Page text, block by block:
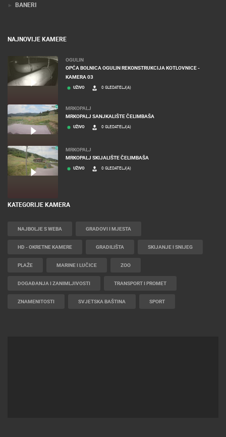
BANERI
NAJNOVIJE KAMERE
OGULIN
OPĆA BOLNICA OGULIN REKONSTRUKCIJA KOTLOVNICE -
KAMERA 03
UŽIVO 0 GLEDATELJ(A)
MRKOPALJ
MRKOPALJ SANJKALIŠTE ČELIMBAŠA
UŽIVO 0 GLEDATELJ(A)
MRKOPALJ
MRKOPALJ SKIJALIŠTE ČELIMBAŠA
UŽIVO 0 GLEDATELJ(A)
KATEGORIJE KAMERA
NAJBOLJE S WEBA GRADOVI I MJESTA
HD - OKRETNE KAMERE GRADILIŠTA SKIJANJE I SNIJEG
PLAŽE MARINE I LUČICE ZOO
DOGAĐANJA I ZANIMLJIVOSTI TRANSPORT I PROMET
ZNAMENITOSTI SVJETSKA BAŠTINA SPORT